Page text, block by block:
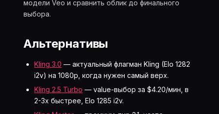
модели Veo и сравнить облик до финального
выбора.
Альтернативы
Kling 3.0 — актуальный флагман Kling (Elo 1282
i2v) на 1080p, когда нужен самый верх.
Kling 2.5 Turbo — value-выбор за $4.20/мин, в
2-3x быстрее, Elo 1285 i2v.